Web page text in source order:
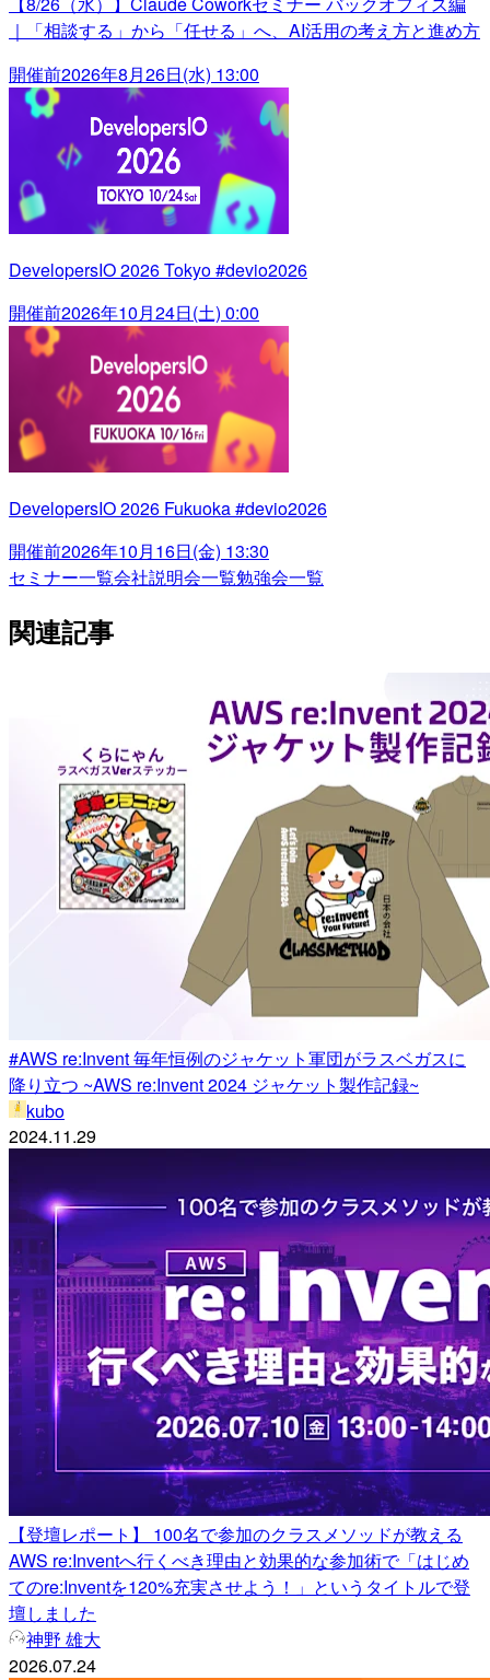
｜「相談する」から「任せる」へ、AI活用の考え方と進め方
開催前2026年8月26日(水) 13:00
DevelopersIO 2026 Tokyo #devio2026
開催前2026年10月24日(土) 0:00
DevelopersIO 2026 Fukuoka #devio2026
開催前2026年10月16日(金) 13:30
セミナー一覧会社説明会一覧勉強会一覧
関連記事
#AWS re:Invent 毎年恒例のジャケット軍団がラスベガスに
降り立つ ~AWS re:Invent 2024 ジャケット製作記録~
kubo
2024.11.29
【登壇レポート】 100名で参加のクラスメソッドが教える
AWS re:Inventへ行くべき理由と効果的な参加術で「はじめ
てのre:Inventを120%充実させよう！」というタイトルで登
壇しました
神野 雄大
2026.07.24